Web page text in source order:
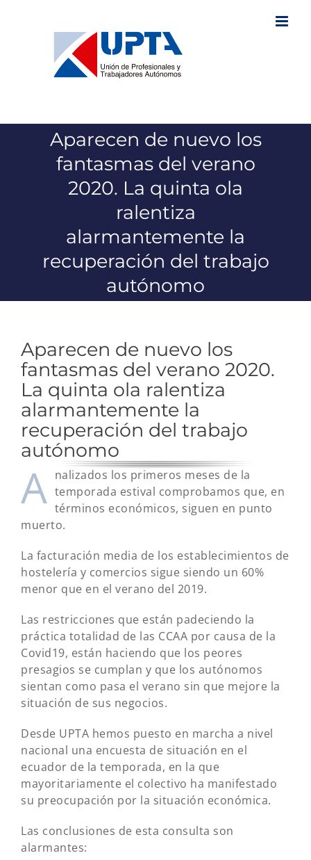
Aparecen de nuevo los
fantasmas del verano
2020. La quinta ola
ralentiza
alarmantemente la
recuperación del trabajo
autónomo
Aparecen de nuevo los
fantasmas del verano 2020.
La quinta ola ralentiza
alarmantemente la
recuperación del trabajo
autónomo
A nalizados los primeros meses de la
temporada estival comprobamos que, en
términos económicos, siguen en punto
muerto.
La facturación media de los establecimientos de
hostelería y comercios sigue siendo un 60%
menor que en el verano del 2019.
Las restricciones que están padeciendo la
práctica totalidad de las CCAA por causa de la
Covid19, están haciendo que los peores
presagios se cumplan y que los autónomos
sientan como pasa el verano sin que mejore la
situación de sus negocios.
Desde UPTA hemos puesto en marcha a nivel
nacional una encuesta de situación en el
ecuador de la temporada, en la que
mayoritariamente el colectivo ha manifestado
su preocupación por la situación económica.
Las conclusiones de esta consulta son
alarmantes: